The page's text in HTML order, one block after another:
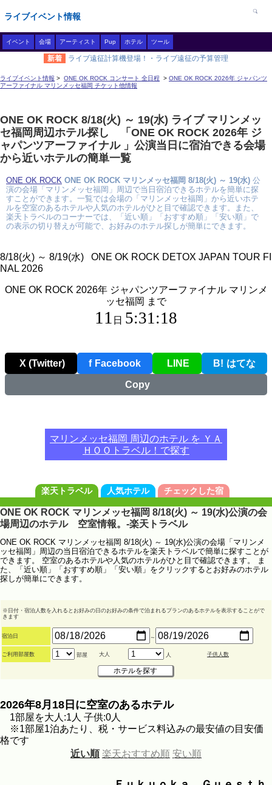
ライブイベント情報
イベント 会場 アーティスト Pup ホテル ツール
新着 ライブ遠征計算機登場！・ライブ遠征の予算管理
ライブイベント情報 > ONE OK ROCK コンサート 全日程 > ONE OK ROCK 2026年 ジャパンツ
アーファイナル マリンメッセ福岡 チケット他情報
ONE OK ROCK 8/18(火) ～ 19(水) ライブ マリンメッ
セ福岡周辺ホテル探し 「ONE OK ROCK 2026年 ジ
ャパンツアーファイナル 」公演当日に宿泊できる会場
から近いホテルの簡単一覧
ONE OK ROCK ONE OK ROCK マリンメッセ福岡 8/18(火) ～ 19(水) 公
演の会場「マリンメッセ福岡」周辺で当日宿泊できるホテルを簡単に探
すことができます。一覧では会場の「マリンメッセ福岡」から近いホテ
ルを空室のあるホテルや人気のホテルがひと目で確認できます。また、
楽天トラベルのコーナーでは、「近い順」「おすすめ順」「安い順」で
の表示の切り替えが可能で、お好みのホテル探しが簡単にできます。
8/18(火) ～ 8/19(水) ONE OK ROCK DETOX JAPAN TOUR FI
NAL 2026
ONE OK ROCK 2026年 ジャパンツアーファイナル マリンメ
ッセ福岡 まで
11 日 5:31:18
X (Twitter) f Facebook LINE B! はてな
Copy
マリンメッセ福岡 周辺のホテル を ＹＡ
ＨＯＯトラベル！で探す
楽天トラベル 人気ホテル チェックした宿
ONE OK ROCK マリンメッセ福岡 8/18(火) ～ 19(水)公演の会
場周辺のホテル 空室情報。-楽天トラベル
ONE OK ROCK マリンメッセ福岡 8/18(火) ～ 19(水)公演の会場「マリンメ
ッセ福岡」周辺の当日宿泊できるホテルを楽天トラベルで簡単に探すことが
できます。 空室のあるホテルや人気のホテルがひと目で確認できます。 ま
た、「近い順」「おすすめ順」「安い順」をクリックするとお好みのホテル
探しが簡単にできます。
※日付・宿泊人数を入れるとお好みの日のお好みの条件で泊まれるプランのあるホテルを表示することがで
きます
宿泊日 ～
ご利用部屋数 部屋 大人 人 子供人数
2026年8月18日に空室のあるホテル
1部屋を大人:1人 子供:0人
※1部屋1泊あたり、税・サービス料込みの最安値の目安価
格です
近い順 楽天おすすめ順 安い順